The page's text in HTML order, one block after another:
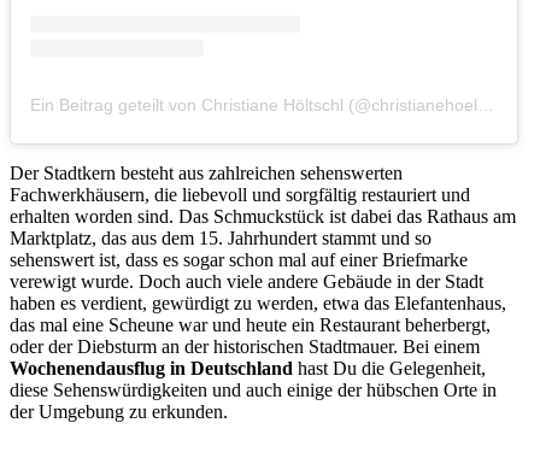
Der Stadtkern besteht aus zahlreichen sehenswerten
Fachwerkhäusern, die liebevoll und sorgfältig restauriert und
erhalten worden sind. Das Schmuckstück ist dabei das Rathaus am
Marktplatz, das aus dem 15. Jahrhundert stammt und so
sehenswert ist, dass es sogar schon mal auf einer Briefmarke
verewigt wurde. Doch auch viele andere Gebäude in der Stadt
haben es verdient, gewürdigt zu werden, etwa das Elefantenhaus,
das mal eine Scheune war und heute ein Restaurant beherbergt,
oder der Diebsturm an der historischen Stadtmauer. Bei einem
Wochenendausflug in Deutschland hast Du die Gelegenheit,
diese Sehenswürdigkeiten und auch einige der hübschen Orte in
der Umgebung zu erkunden.